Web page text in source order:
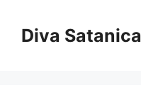
contentDiva Satanica